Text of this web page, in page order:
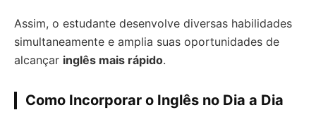
Assim, o estudante desenvolve diversas habilidades
simultaneamente e amplia suas oportunidades de
alcançar inglês mais rápido.
Como Incorporar o Inglês no Dia a Dia